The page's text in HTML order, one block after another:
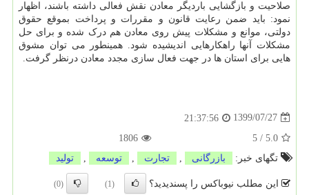
صلاحیت و بازگشایی باردیگر معادن نقش فعالی داشته باشند، اظهار
نمود: باید ضمن رعایت قانون و مقررات و پرداخت بموقع حقوق
دولتی، موانع و مشکلات پیش روی معادن هم درک شده و برای حل
مشکلات آنها راهکارهایی اندیشیده شود. همینطور می توان مشوق
هایی برای استان ها در جهت فعال سازی مجدد معادن درنظر گرفت.
1399/07/27
21:37:56
5.0
/
5
1806
تگهای خبر:
بازرگانی , تجارت , توسعه , تولید
این مطلب نیوباکس را پسندیدید؟ (1)
(0)